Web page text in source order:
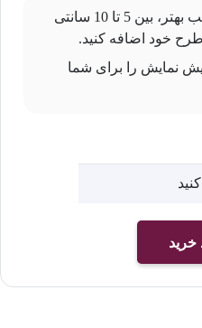
برای اندازه گیری و نصب بهتر، بین 5 تا 10 سانتی
خود اضافه کنید.
نمایش را برای شما
خرید